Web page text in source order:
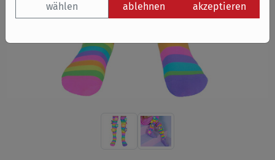
wählen
ablehnen
akzeptieren